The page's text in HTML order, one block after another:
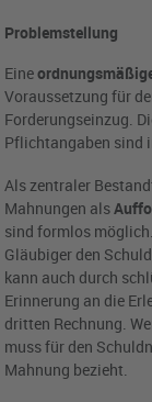
Problemstellung
Eine
Voraussetzung für
Forderungseinzug.
Pflichtangaben sind
Als zentraler
Mahnungen als
sind formlos
Gläubiger den
kann auch durch
Erinnerung an die
dritten Rechnung.
muss für den
Mahnung bezieht.